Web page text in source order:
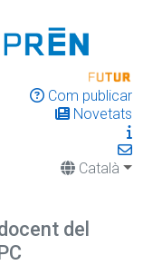
Com publicar
Novetats
Català
del